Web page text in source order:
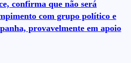
confirma que não será
com grupo político e
provavelmente em apoio